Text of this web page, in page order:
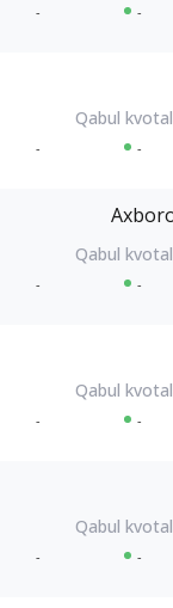
- -
- -
- -
- -
- -